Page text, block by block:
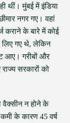
थीं। मुंबई में इंडिया
नगर गए। वहां
कराने के बारे में कोई
गए थे, लेकिन
आए। गरीबों और
सरकारों को
वैक्सीन न होने के
के कारण 45 वर्ष